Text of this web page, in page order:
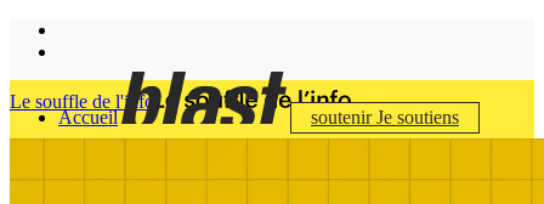
Accueil soutenirJe soutiens
Le souffle de l'info